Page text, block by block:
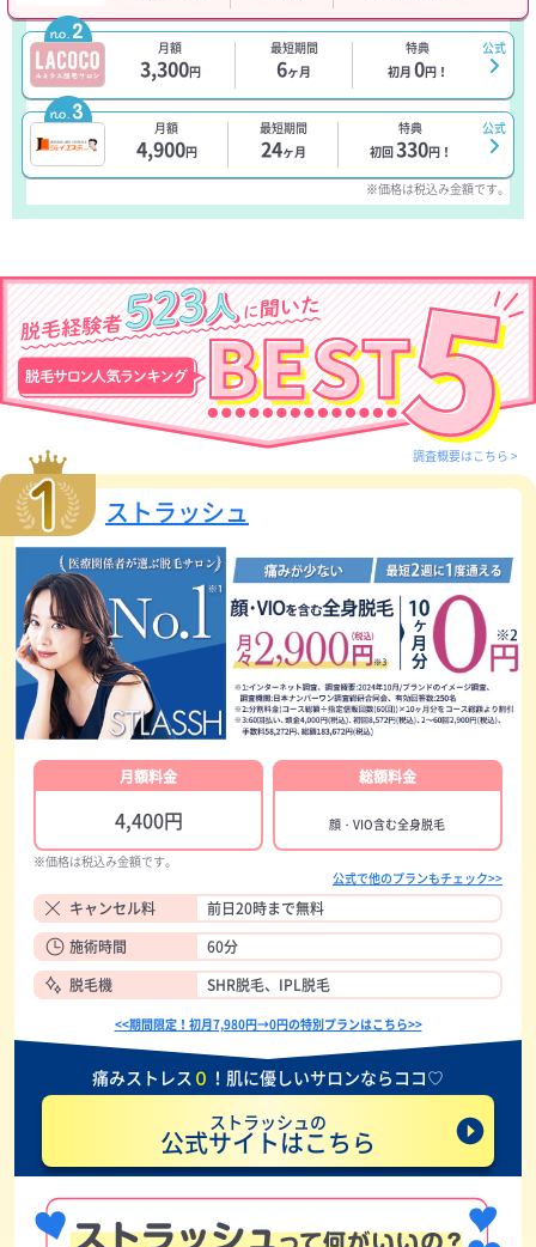
月額
3,300円
最短期間
6ヶ月
特典
初月 0円！
公式
月額
4,900円
最短期間
24ヶ月
特典
初回330円！
公式
※価格は税込み金額です。
調査概要はこちら >
ストラッシュ
月額料金
4,400円
総額料金
顔・VIO含む全身脱毛
※価格は税込み金額です。
公式で他のプランもチェック>>
キャンセル料
前日20時まで無料
施術時間
60分
脱毛機
SHR脱毛、IPL脱毛
<<期間限定！初月7,980円→0円の特別プランはこちら>>
痛みストレス ０ ！肌に優しいサロンならココ♡
ストラッシュの
公式サイトはこちら